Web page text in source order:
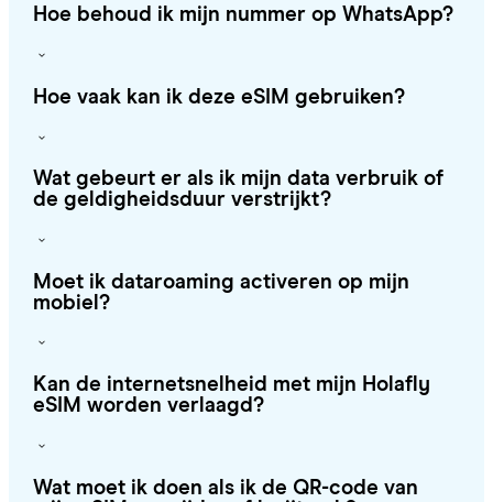
Hoe behoud ik mijn nummer op WhatsApp?
Hoe vaak kan ik deze eSIM gebruiken?
Wat gebeurt er als ik mijn data verbruik of
de geldigheidsduur verstrijkt?
Moet ik dataroaming activeren op mijn
mobiel?
Kan de internetsnelheid met mijn Holafly
eSIM worden verlaagd?
Wat moet ik doen als ik de QR-code van